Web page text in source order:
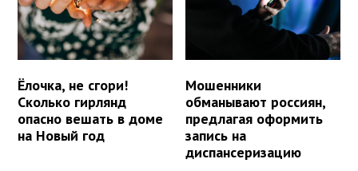
Ёлочка, не сгори!
Сколько гирлянд
опасно вешать в доме
на Новый год
Мошенники
обманывают россиян,
предлагая оформить
запись на
диспансеризацию